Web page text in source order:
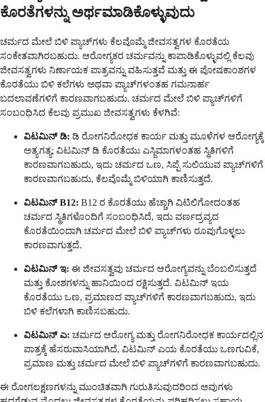
ಕೊರತೆಗಳನ್ನು ಅರ್ಥಮಾಡಿಕೊಳ್ಳುವುದು
ಚರ್ಮದ ಮೇಲೆ ಬಿಳಿ ಪ್ಯಾಚ್‌ಗಳು ಕೆಲವೊಮ್ಮೆ ಜೀವಸತ್ವಗಳ ಕೊರತೆಯ
ಸಂಕೇತವಾಗಿರಬಹುದು. ಆರೋಗ್ಯಕರ ಚರ್ಮವನ್ನು ಕಾಪಾಡಿಕೊಳ್ಳುವಲ್ಲಿ ಕೆಲವು
ಜೀವಸತ್ವಗಳು ನಿರ್ಣಾಯಕ ಪಾತ್ರವನ್ನು ವಹಿಸುತ್ತವೆ ಮತ್ತು ಈ ಪೋಷಕಾಂಶಗಳ
ಕೊರತೆಯು ಬಿಳಿ ಕಲೆಗಳು ಅಥವಾ ಪ್ಯಾಚ್‌ಗಳಂತಹ ಗಮನಾರ್ಹ
ಬದಲಾವಣೆಗಳಿಗೆ ಕಾರಣವಾಗಬಹುದು. ಚರ್ಮದ ಮೇಲೆ ಬಿಳಿ ಪ್ಯಾಚ್‌ಗಳಿಗೆ
ಸಂಬಂಧಿಸಿದ ಕೆಲವು ಪ್ರಮುಖ ಜೀವಸತ್ವಗಳು ಕೆಳಗಿವೆ:
ವಿಟಮಿನ್ ಡಿ: ಡಿ ರೋಗನಿರೋಧಕ ಕಾರ್ಯ ಮತ್ತು ಮೂಳೆಗಳ ಆರೋಗ್ಯಕ್ಕೆ
ಅತ್ಯಗತ್ಯ; ವಿಟಮಿನ್ ಡಿ ಕೊರತೆಯು ಎಸ್ಜಿಮಾಗಳಂತಹ ಸ್ಥಿತಿಗಳಿಗೆ
ಕಾರಣವಾಗಬಹುದು, ಇದು ಚರ್ಮದ ಒಣ, ಸಿಪ್ಪೆ ಸುಲಿಯುವ ಪ್ಯಾಚ್‌ಗಳಿಗೆ
ಕಾರಣವಾಗಬಹುದು, ಕೆಲವೊಮ್ಮೆ ಬಿಳಿಯಾಗಿ ಕಾಣಿಸುತ್ತದೆ.
ವಿಟಮಿನ್ B12: B12 ರ ಕೊರತೆಯು ಹೆಚ್ಚಾಗಿ ವಿಟಿಲಿಗೋದಂತಹ
ಚರ್ಮದ ಸ್ಥಿತಿಗಳೊಂದಿಗೆ ಸಂಬಂಧಿಸಿದೆ, ಇದು ವರ್ಣದ್ರವ್ಯದ
ಕೊರತೆಯಿಂದಾಗಿ ಚರ್ಮದ ಮೇಲೆ ಬಿಳಿ ಪ್ಯಾಚ್‌ಗಳು ರೂಪುಗೊಳ್ಳಲು
ಕಾರಣವಾಗುತ್ತದೆ.
ವಿಟಮಿನ್ ಇ: ಈ ಜೀವಸತ್ವವು ಚರ್ಮದ ಆರೋಗ್ಯವನ್ನು ಬೆಂಬಲಿಸುತ್ತದೆ
ಮತ್ತು ಕೋಶಗಳನ್ನು ಹಾನಿಯಿಂದ ರಕ್ಷಿಸುತ್ತದೆ. ವಿಟಮಿನ್ ಇಯ
ಕೊರತೆಯು ಒಣ, ಪ್ರಮಾಣದ ಪ್ಯಾಚ್‌ಗಳಿಗೆ ಕಾರಣವಾಗಬಹುದು, ಇದು
ಬಿಳಿ ಕಲೆಗಳಾಗಿ ಕಾಣಿಸಬಹುದು.
ವಿಟಮಿನ್ ಎ: ಚರ್ಮದ ಆರೋಗ್ಯ ಮತ್ತು ರೋಗನಿರೋಧಕ ಕಾರ್ಯದಲ್ಲಿನ
ಪಾತ್ರಕ್ಕೆ ಹೆಸರುವಾಸಿಯಾಗಿದೆ, ವಿಟಮಿನ್ ಎಯ ಕೊರತೆಯು ಒಣಗುವಿಕೆ,
ಪ್ರಮಾಣ ಮತ್ತು ಚರ್ಮದ ಮೇಲೆ ಬಿಳಿ ಪ್ಯಾಚ್‌ಗಳಿಗೆ ಕಾರಣವಾಗಬಹುದು.
ಈ ರೋಗಲಕ್ಷಣಗಳನ್ನು ಮುಂಚಿತವಾಗಿ ಗುರುತಿಸುವುದರಿಂದ ಅವುಗಳು